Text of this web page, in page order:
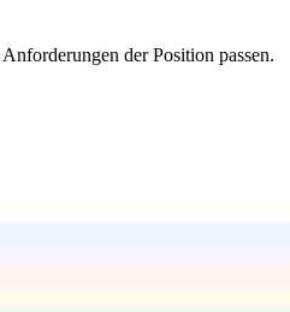
der Position passen.